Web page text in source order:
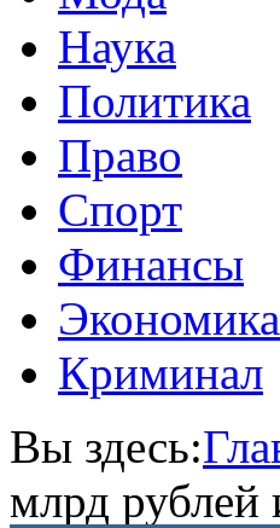
Наука
Политика
Право
Спорт
Финансы
Экономика
Криминал
Вы здесь:
млрд рублей